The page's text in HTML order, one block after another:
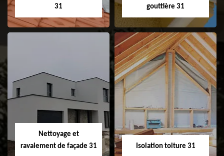
31
Pose et
changement de
fenêtre de toit et
Velux 31
gouttière 31
Nettoyage et pose
Nettoyage et
ravalement de façade 31
Isolation toiture 31